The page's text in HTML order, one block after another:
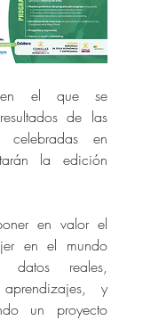
en el que se
de las
celebradas en
la edición
en valor el
en el mundo
datos reales,
y
un proyecto